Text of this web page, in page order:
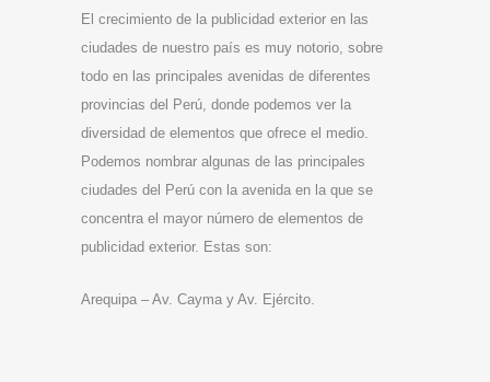
El crecimiento de la publicidad exterior en las
ciudades de nuestro país es muy notorio, sobre
todo en las principales avenidas de diferentes
provincias del Perú, donde podemos ver la
diversidad de elementos que ofrece el medio.
Podemos nombrar algunas de las principales
ciudades del Perú con la avenida en la que se
concentra el mayor número de elementos de
publicidad exterior. Estas son:
Arequipa – Av. Cayma y Av. Ejército.